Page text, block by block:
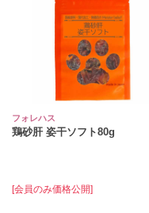
フォレハス
鶏砂肝 姿干ソフト80g
[会員のみ価格公開]